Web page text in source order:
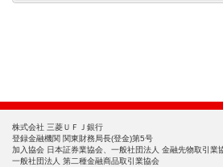
株式会社 三菱ＵＦＪ銀行
登録金融機関 関東財務局長(登金)第5号
加入協会 日本証券業協会、一般社団法人 金融先物取引業
一般社団法人 第二種金融商品取引業協会